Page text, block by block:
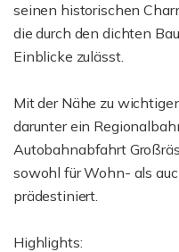
seinen historischen
die durch den dichten
Einblicke zulässt.
Mit der Nähe zu
darunter ein
Autobahnabfahrt
sowohl für Wohn- als
prädestiniert.
Highlights: